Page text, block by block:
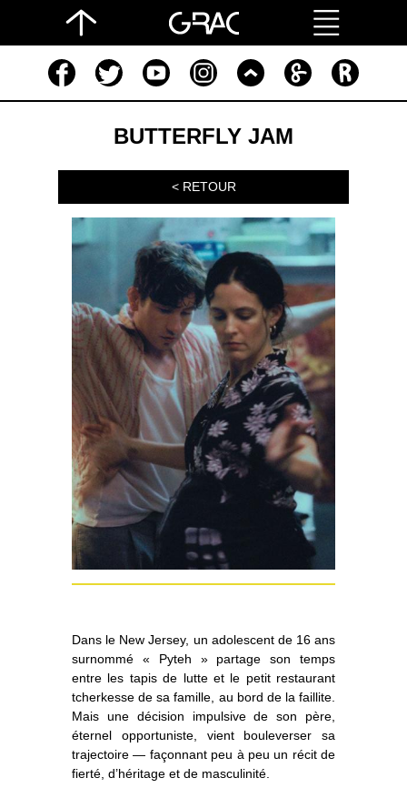
BUTTERFLY JAM
< RETOUR
Dans le New Jersey, un adolescent de 16 ans
surnommé « Pyteh » partage son temps
entre les tapis de lutte et le petit restaurant
tcherkesse de sa famille, au bord de la faillite.
Mais une décision impulsive de son père,
éternel opportuniste, vient bouleverser sa
trajectoire — façonnant peu à peu un récit de
fierté, d’héritage et de masculinité.